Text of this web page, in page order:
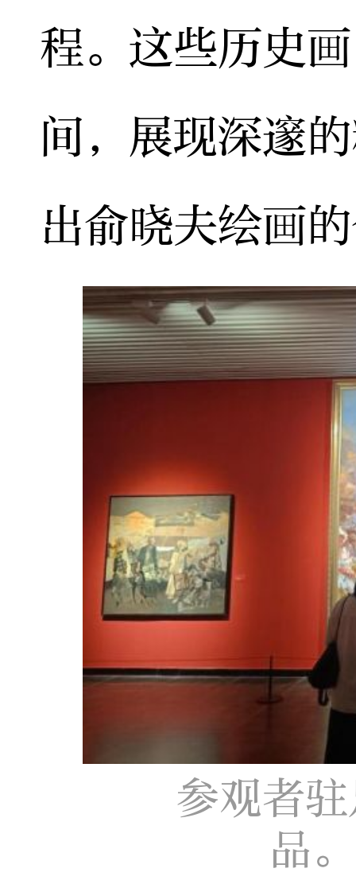
程。这些历史
间，展现深邃
出俞晓夫绘画
参观者
品